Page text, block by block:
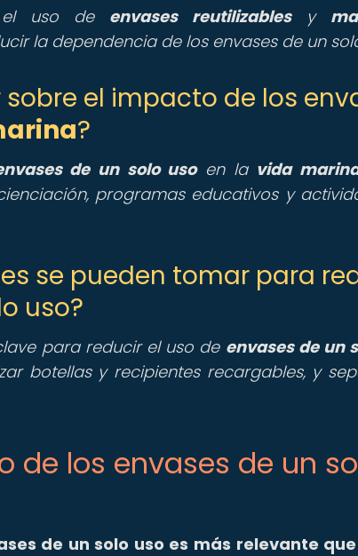
el uso de envases reutilizablesy
la dependencia de los envases de un
el impacto de los
?
de un solo usoen la vida
programas educativos y
se pueden tomar para
uso?
para reducir el uso de envases de un
botellas y recipientes recargables, y
de los envases de un
de un solo uso es más relevante